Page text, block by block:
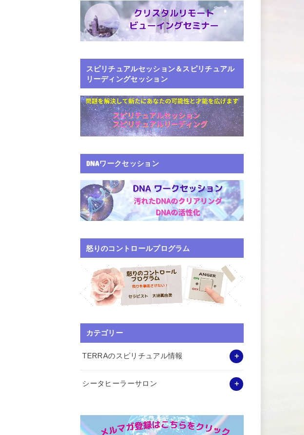
スピリチュアルセッション＆スピリチュアル
リーディングセッション
DNAワークセッション
怒りのコントロールプログラム
カテゴリー
TERRAのスピリチュアル情報
シータヒーラーサロン